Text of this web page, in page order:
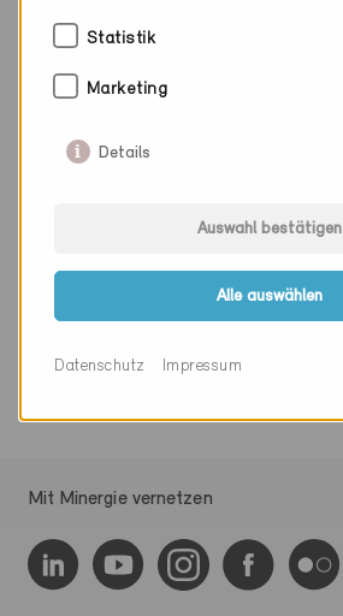
0% Ölfeuerung
Mathieu Ingenieure AG
3930 Visp
Mit Minergie vernetzen
Statistik
Marketing
Details
Auswahl bestätigen
Alle auswählen
Datenschutz Impressum